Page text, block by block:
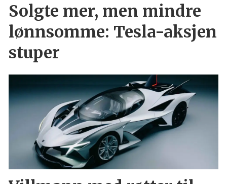
Solgte mer, men mindre
lønnsomme: Tesla-aksjen
stuper